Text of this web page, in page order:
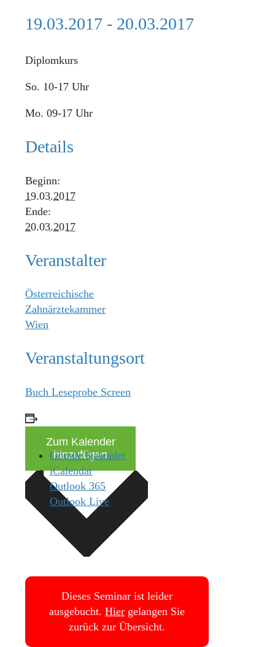
19.03.2017 - 20.03.2017
Diplomkurs
So. 10-17 Uhr
Mo. 09-17 Uhr
Details
Beginn:
19.03.2017
Ende:
20.03.2017
Veranstalter
Österreichische
Zahnärztekammer
Wien
Veranstaltungsort
Buch Leseprobe Screen
Zum Kalender
hinzufügen
Google Kalender
iCalendar
Outlook 365
Outlook Live
Dieses Seminar ist leider
ausgebucht. Hiergelangen Sie
zurück zur Übersicht.